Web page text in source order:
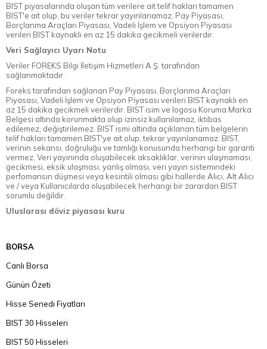
BIST piyasalarında oluşan tüm verilere ait telif hakları tamamen
BIST'e ait olup, bu veriler tekrar yayınlanamaz. Pay Piyasası,
Borçlanma Araçları Piyasası, Vadeli İşlem ve Opsiyon Piyasası
verileri BIST kaynaklı en az 15 dakika gecikmeli verilerdir.
Veri Sağlayıcı Uyarı Notu
Veriler FOREKS Bilgi İletişim Hizmetleri A.Ş. tarafından
sağlanmaktadır.
Foreks tarafından sağlanan Pay Piyasası, Borçlanma Araçları
Piyasası, Vadeli İşlem ve Opsiyon Piyasası verileri BIST kaynaklı en
az 15 dakika gecikmeli verilerdir. BIST isim ve logosu Koruma Marka
Belgesi altında korunmakta olup izinsiz kullanılamaz, iktibas
edilemez, değiştirilemez. BIST ismi altında açıklanan tüm belgelerin
telif hakları tamamen BIST'ye ait olup, tekrar yayınlanamaz. BIST,
verinin sekansı, doğruluğu ve tamlığı konusunda herhangi bir garanti
vermez. Veri yayınında oluşabilecek aksaklıklar, verinin ulaşmaması,
gecikmesi, eksik ulaşması, yanlış olması, veri yayın sistemindeki
perfomansın düşmesi veya kesintili olması gibi hallerde Alıcı, Alt Alıcı
ve / veya Kullanıcılarda oluşabilecek herhangi bir zarardan BIST
sorumlu değildir.
Uluslarası döviz piyasası kuru
BORSA
Canlı Borsa
Günün Özeti
Hisse Senedi Fiyatları
BIST 30 Hisseleri
BIST 50 Hisseleri